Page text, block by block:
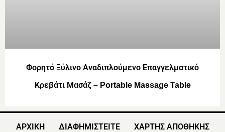
Φορητό Ξύλινο Αναδιπλούμενο Επαγγελματικό
Κρεβάτι Μασάζ – Portable Massage Table
ΑΡΧΙΚΗ ΔΙΑΦΗΜΙΣΤΕΙΤΕ ΧΑΡΤΗΣ ΑΠΟΘΗΚΗΣ